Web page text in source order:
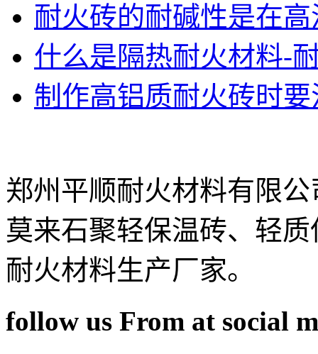
耐火砖的耐碱性是在
什么是隔热耐火材料-
制作高铝质耐火砖时
郑州平顺耐火材料有限
莫来石聚轻保温砖、轻
耐火材料生产厂家。
follow us From at social